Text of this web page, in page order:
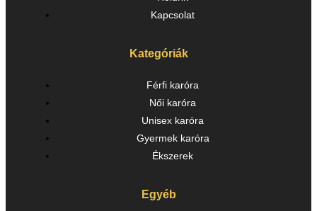
Kapcsolat
Kategóriák
Férfi karóra
Női karóra
Unisex karóra
Gyermek karóra
Ékszerek
Egyéb